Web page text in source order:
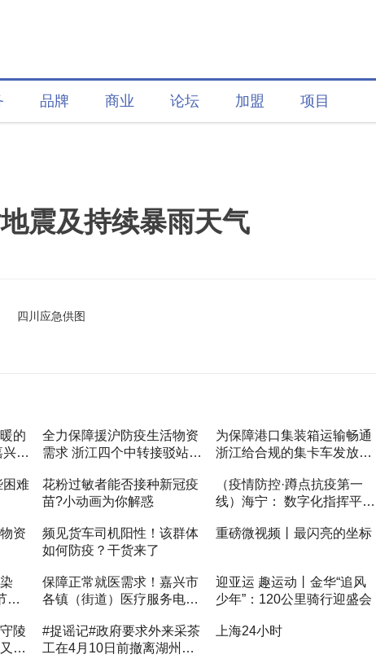
品牌 商业 论坛 加盟 项目
震及持续暴雨天气
的
兴
全力保障援沪防疫生活物资
需求 浙江四个中转接驳站基
为保障港口集装箱运输畅通
浙江给合规的集卡车发放通
困难
花粉过敏者能否接种新冠疫
苗?小动画为你解惑
（疫情防控·蹲点抗疫第一
线）海宁： 数字化指挥平台
资
频见货车司机阳性！该群体
如何防疫？干货来了
重磅微视频丨最闪亮的坐标
容
保障正常就医需求！嘉兴市
各镇（街道）医疗服务电话
迎亚运 趣运动丨金华“追风
少年”：120公里骑行迎盛会
陵
迎
#捉谣记#政府要求外来采茶
工在4月10日前撤离湖州安
上海24小时